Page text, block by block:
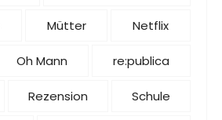
Mütter Netflix
Oh Mann re:publica
Rezension Schule